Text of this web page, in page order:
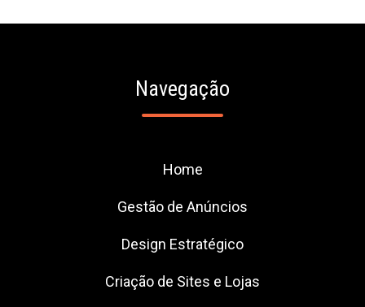
Navegação
Home
Gestão de Anúncios
Design Estratégico
Criação de Sites e Lojas